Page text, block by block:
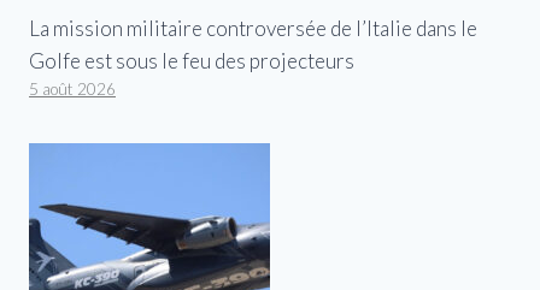
La mission militaire controversée de l’Italie dans le
Golfe est sous le feu des projecteurs
5 août 2026